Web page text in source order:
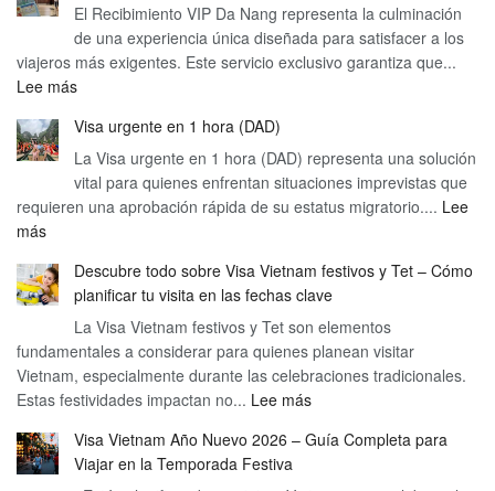
El Recibimiento VIP Da Nang representa la culminación
de una experiencia única diseñada para satisfacer a los
viajeros más exigentes. Este servicio exclusivo garantiza que...
Lee más:
VIP
Da
Nang
Visa urgente en 1 hora (DAD)
La Visa urgente en 1 hora (DAD) representa una solución
vital para quienes enfrentan situaciones imprevistas que
requieren una aprobación rápida de su estatus migratorio.... Lee
más:
urgente
en
hora
(DAD)
Descubre todo sobre Visa Vietnam festivos y Tet – Cómo
planificar tu visita en las fechas clave
La Visa Vietnam festivos y Tet son elementos
fundamentales a considerar para quienes planean visitar
Vietnam, especialmente durante las celebraciones tradicionales.
Estas festividades impactan no... Lee más:
todo
Visa Vietnam Año Nuevo 2026 – Guía Completa para
Viajar en la Temporada Festiva